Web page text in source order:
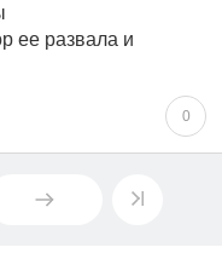
ее развала и
0